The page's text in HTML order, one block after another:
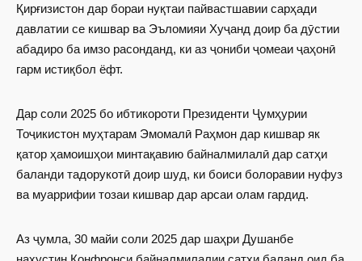
Қирғизистон дар бораи нуқтаи пайвастшавии сарҳади
давлатии се кишвар ва Эъломияи Хуҷанд доир ба дӯстии
абадиро ба имзо расонданд, ки аз ҷониби ҷомеаи ҷаҳонӣ
гарм истиқбол ёфт.
Дар соли 2025 бо ибтикороти Президенти Ҷумҳурии
Тоҷикистон муҳтарам Эмомалӣ Раҳмон дар кишвар як
қатор ҳамоишҳои минтақавию байналмилалӣ дар сатҳи
баланди тадорукотӣ доир шуд, ки боиси болоравии нуфуз
ва муаррифии тозаи кишвар дар арсаи олам гардид.
Аз ҷумла, 30 майи соли 2025 дар шаҳри Душанбе